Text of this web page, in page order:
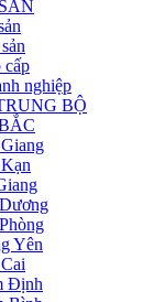
cấp
nghiệp
BỘ
Yên
Định